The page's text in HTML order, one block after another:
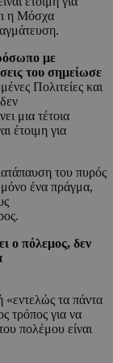
η Μόσχα
με
του σημείωσε
Πολιτείες και
μια τέτοια
έτοιμη για
του πυρός
ένα πράγμα,
ο πόλεμος, δεν
«εντελώς τα πάντα
τρόπος για να
πολέμου είναι